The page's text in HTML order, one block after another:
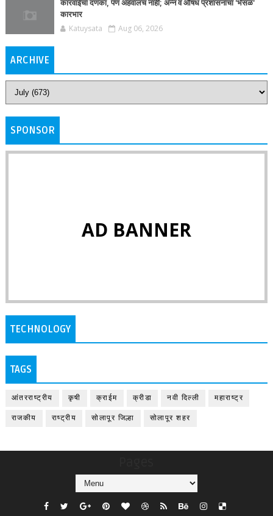
कारवाईचा दणका, पण अहवालच नाही; अन्न व औषध प्रशासनाचा 'भेसळ'
कारभार
Katuysata Aug 06, 2026
ARCHIVE
SPONSOR
AD BANNER
TECHNOLOGY
TAGS
आंतरराष्ट्रीय कृषी क्राईम क्रीडा नवी दिल्ली महाराष्ट्र
राजकीय राष्ट्रीय सोलापूर जिल्हा सोलापूर शहर